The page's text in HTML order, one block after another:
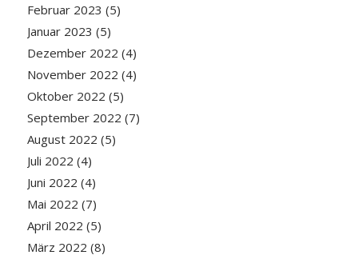
Februar 2023 (5)
Januar 2023 (5)
Dezember 2022 (4)
November 2022 (4)
Oktober 2022 (5)
September 2022 (7)
August 2022 (5)
Juli 2022 (4)
Juni 2022 (4)
Mai 2022 (7)
April 2022 (5)
März 2022 (8)